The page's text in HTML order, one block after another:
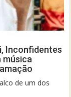
Inconfidentes
música
de um dos